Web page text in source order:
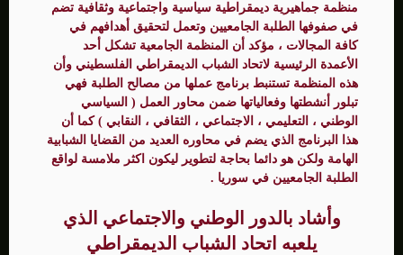
منظمة جماهيرية ديمقراطية سياسية واجتماعية وثقافية تضم
في صفوفها الطلبة الجامعيين وتعمل لتحقيق أهدافهم في
كافة المجالات ، مؤكد أن المنظمة الجامعية تشكل أحد
الأعمدة الرئيسية لاتحاد الشباب الديمقراطي الفلسطيني وأن
هذه المنظمة تستنبط برنامج عملها من مصالح الطلبة فهي
تبلور أنشطتها وفعالياتها ضمن محاور العمل ( السياسي
الوطني ، التعليمي ، الاجتماعي ، الثقافي ، النقابي ) كما أن
هذا البرنامج الذي يضم في محاوره العديد من القضايا الشبابية
الهامة ولكن هو دائما بحاجة لتطوير ليكون اكثر ملامسة لواقع
الطلبة الجامعيين في سوريا .
وأشاد بالدور الوطني والاجتماعي الذي
يلعبه اتحاد الشباب الديمقراطي